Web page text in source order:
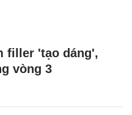
filler 'tạo dáng',
vòng 3